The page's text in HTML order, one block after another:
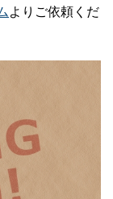
よりご依頼くだ